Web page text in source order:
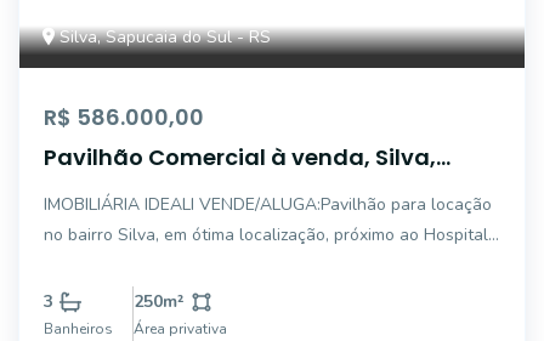
Silva, Sapucaia do Sul - RS
R$ 586.000,00
Pavilhão Comercial à venda, Silva,
IMOBILIÁRIA IDEALI VENDE/ALUGA:Pavilhão para locação
no bairro Silva, em ótima localização, próximo ao Hospital
superior.Ótima opção para academia, loja, estoque,
fábrica.Não perca tempo e venha nos fazer um
3
Banheiros
250m²
Área privativa